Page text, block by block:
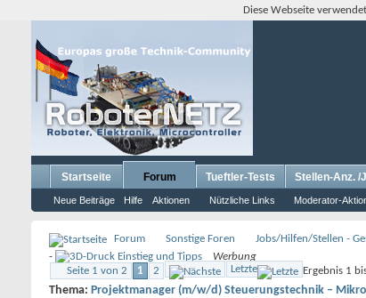
Startseite Forum
Neue Beiträge Hilfe Aktionen Nützliche Links Moderator-
Tueftler-Tests Stellen-Anz. /
Forum Sonstige Foren Jobs/Hilfen/Stellen -
-
Werbung
Seite 1 von 2
1 2 Letzte Ergebnis 1
Thema: Projektmanager (m/w/d) Steuerungstechnik –
Diese Webseite